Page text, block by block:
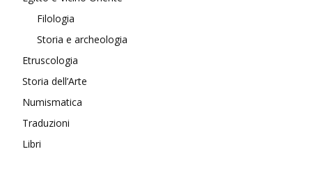
Filologia
Storia e archeologia
Etruscologia
Storia dell’Arte
Numismatica
Traduzioni
Libri